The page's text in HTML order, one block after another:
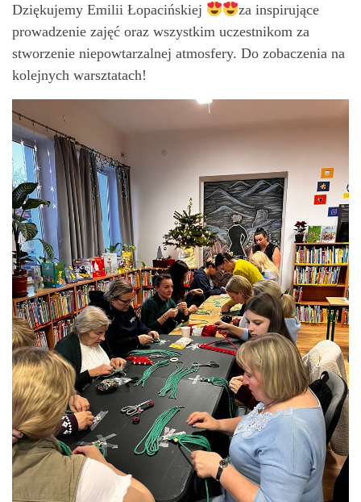
Dziękujemy Emilii Łopacińskiej
za inspirujące
prowadzenie zajęć oraz wszystkim uczestnikom za
stworzenie niepowtarzalnej atmosfery. Do zobaczenia na
kolejnych warsztatach!